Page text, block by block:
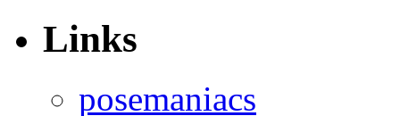
Links
posemaniacs